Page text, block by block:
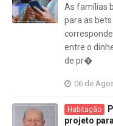
As famílias
para as
entre o
de pr�
06 de
Habitação
projeto